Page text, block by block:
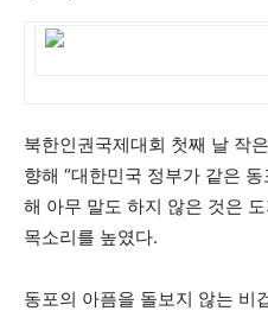
북한인권국제대회 첫째 날 작
향해 “대한민국 정부가 같은
해 아무 말도 하지 않은 것은
목소리를 높였다.
동포의 아픔을 돌보지 않는 비